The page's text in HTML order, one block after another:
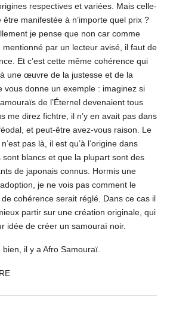
respectives et variées. Mais celle-
être manifestée à n’importe quel prix ?
je pense que non car comme
mentionné par un lecteur avisé, il faut de
Et c’est cette même cohérence qui
une œuvre de la justesse et de la
vous donne un exemple : imaginez si
de l’Éternel devenaient tous
me direz fichtre, il n’y en avait pas dans
et peut-être avez-vous raison. Le
pas là, il est qu’à l’origine dans
sont blancs et que la plupart sont des
de japonais connus. Hormis une
je ne vois pas comment le
cohérence serait réglé. Dans ce cas il
partir sur une création originale, qui
idée de créer un samouraï noir.
il y a Afro Samouraï.